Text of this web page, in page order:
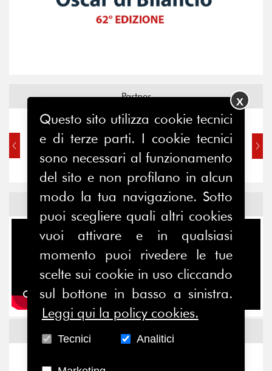
Partner
Video
Questo sito utilizza cookie tecnici
e di terze parti. I cookie tecnici
sono necessari al funzionamento
del sito e non profilano in alcun
modo la tua navigazione. Sotto
puoi scegliere quali altri cookies
vuoi attivare e in qualsiasi
momento puoi rivedere le tue
scelte sui cookie in uso cliccando
sul bottone in basso a sinistra.
Leggi qui la policy cookies.
Tecnici Analitici
X